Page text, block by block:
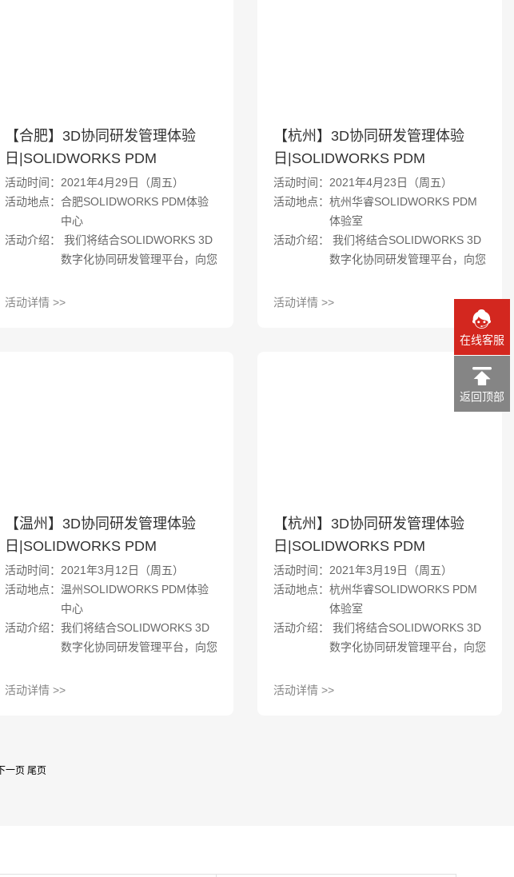
【合肥】3D协同研发管理体验
日|SOLIDWORKS PDM
活动时间：2021年4月29日（周五）
活动地点：合肥SOLIDWORKS PDM体验
中心
活动介绍： 我们将结合SOLIDWORKS 3D
数字化协同研发管理平台，向您
智能平台以及实施策略实现以上
活动详情 >>
【杭州】3D协同研发管理体验
日|SOLIDWORKS PDM
活动时间：2021年4月23日（周五）
活动地点：杭州华睿SOLIDWORKS PDM
体验室
活动介绍： 我们将结合SOLIDWORKS 3D
数字化协同研发管理平台，向您
智能平台以及实施策略实现以上
的关键目标。如果您有这方面的
兴趣与想法，请赶快报名参与我
活动详情 >>
【温州】3D协同研发管理体验
日|SOLIDWORKS PDM
活动时间：2021年3月12日（周五）
活动地点：温州SOLIDWORKS PDM体验
中心
活动介绍：我们将结合SOLIDWORKS 3D
数字化协同研发管理平台，向您
智能平台以及实施策略实现以上
活动详情 >>
【杭州】3D协同研发管理体验
日|SOLIDWORKS PDM
活动时间：2021年3月19日（周五）
活动地点：杭州华睿SOLIDWORKS PDM
体验室
活动介绍： 我们将结合SOLIDWORKS 3D
数字化协同研发管理平台，向您
智能平台以及实施策略实现以上
活动详情 >>
下一页 尾页
在线客服
返回顶部